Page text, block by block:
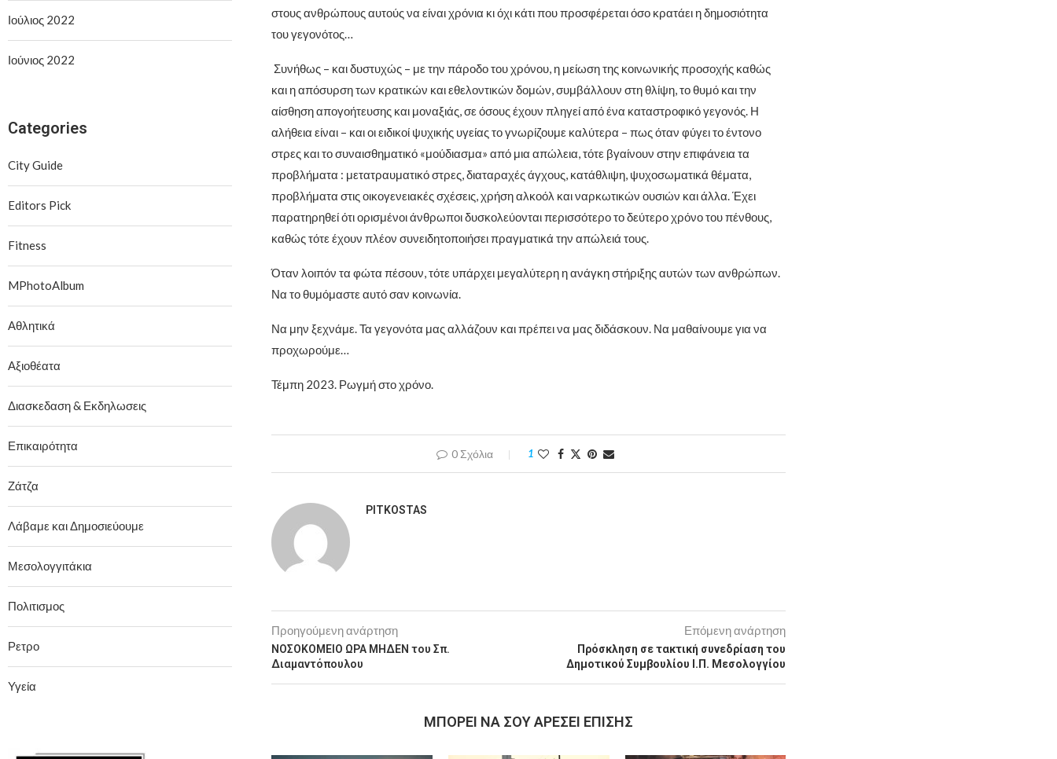
στους ανθρώπους αυτούς να είναι χρόνια κι όχι κάτι που προσφέρεται όσο κρατάει η δημοσιότητα
του γεγονότος…
Συνήθως – και δυστυχώς – με την πάροδο του χρόνου, η μείωση της κοινωνικής προσοχής καθώς
και η απόσυρση των κρατικών και εθελοντικών δομών, συμβάλλουν στη θλίψη, το θυμό και την
αίσθηση απογοήτευσης και μοναξιάς, σε όσους έχουν πληγεί από ένα καταστροφικό γεγονός. Η
αλήθεια είναι – και οι ειδικοί ψυχικής υγείας το γνωρίζουμε καλύτερα – πως όταν φύγει το έντονο
στρες και το συναισθηματικό «μούδιασμα» από μια απώλεια, τότε βγαίνουν στην επιφάνεια τα
προβλήματα : μετατραυματικό στρες, διαταραχές άγχους, κατάθλιψη, ψυχοσωματικά θέματα,
προβλήματα στις οικογενειακές σχέσεις, χρήση αλκοόλ και ναρκωτικών ουσιών και άλλα. Έχει
παρατηρηθεί ότι ορισμένοι άνθρωποι δυσκολεύονται περισσότερο το δεύτερο χρόνο του πένθους,
καθώς τότε έχουν πλέον συνειδητοποιήσει πραγματικά την απώλειά τους.
Όταν λοιπόν τα φώτα πέσουν, τότε υπάρχει μεγαλύτερη η ανάγκη στήριξης αυτών των ανθρώπων.
Να το θυμόμαστε αυτό σαν κοινωνία.
Να μην ξεχνάμε. Τα γεγονότα μας αλλάζουν και πρέπει να μας διδάσκουν. Να μαθαίνουμε για να
προχωρούμε…
Τέμπη 2023. Ρωγμή στο χρόνο.
0 Σχόλια 1
PITKOSTAS
Προηγούμενη ανάρτηση
ΝΟΣΟΚΟΜΕΙΟ ΩΡΑ ΜΗΔΕΝ του Σπ.
Διαμαντόπουλου
Επόμενη ανάρτηση
Πρόσκληση σε τακτική συνεδρίαση του
Δημοτικού Συμβουλίου Ι.Π. Μεσολογγίου
MΠΟΡΕΊ ΝΑ ΣΟΥ ΑΡΈΣΕΙ ΕΠΊΣΗΣ
Ιούλιος 2022
Ιούνιος 2022
Categories
City Guide
Editors Pick
Fitness
MPhotoAlbum
Αθλητικά
Αξιοθέατα
Διασκεδαση & Εκδηλωσεις
Επικαιρότητα
Ζάτζα
Λάβαμε και Δημοσιεύουμε
Μεσολογγιτάκια
Πολιτισμος
Ρετρο
Υγεία